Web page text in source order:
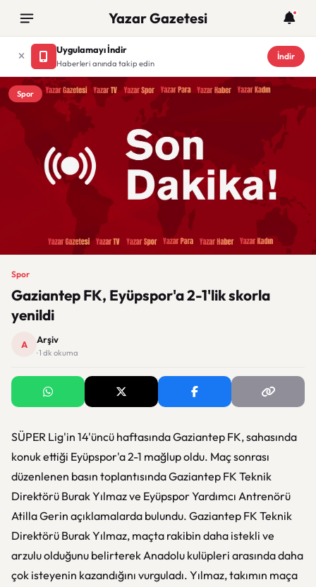
Yazar Gazetesi
Uygulamayı İndir
Haberleri anında takip edin
İndir
Spor
Spor
Gaziantep FK, Eyüpspor'a 2-1'lik skorla
yenildi
A Arşiv
· 1 dk okuma
SÜPER Lig'in 14'üncü haftasında Gaziantep FK, sahasında
konuk ettiği Eyüpspor'a 2-1 mağlup oldu. Maç sonrası
düzenlenen basın toplantısında Gaziantep FK Teknik
Direktörü Burak Yılmaz ve Eyüpspor Yardımcı Antrenörü
Atilla Gerin açıklamalarda bulundu. Gaziantep FK Teknik
Direktörü Burak Yılmaz, maçta rakibin daha istekli ve
arzulu olduğunu belirterek Anadolu kulüpleri arasında daha
çok isteyenin kazandığını vurguladı. Yılmaz, takımın maça